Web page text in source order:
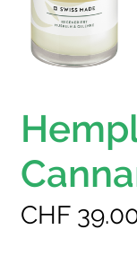
CHF